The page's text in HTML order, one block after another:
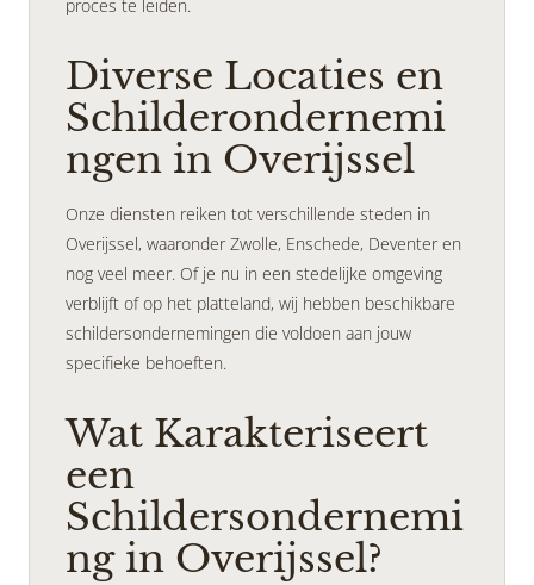
proces te leiden.
Diverse Locaties en
Schilderondernemi
ngen in Overijssel
Onze diensten reiken tot verschillende steden in
Overijssel, waaronder Zwolle, Enschede, Deventer en
nog veel meer. Of je nu in een stedelijke omgeving
verblijft of op het platteland, wij hebben beschikbare
schildersondernemingen die voldoen aan jouw
specifieke behoeften.
Wat Karakteriseert
een
Schildersondernemi
ng in Overijssel?